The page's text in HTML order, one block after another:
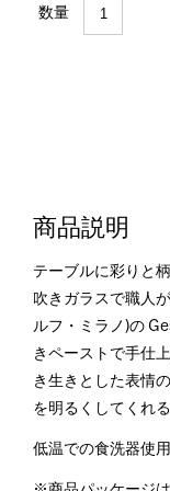
数量
商品説明
テーブルに彩りと
吹きガラスで職人
ルフ・ミラノ)の
きペーストで手仕
き生きとした表情
を明るくしてくれ
低温での食洗器使